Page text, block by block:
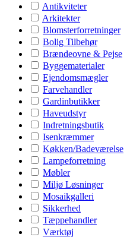
Antikviteter
Arkitekter
Blomsterforretninger
Bolig Tilbehør
Brændeovne & Pejse
Byggematerialer
Ejendomsmægler
Farvehandler
Gardinbutikker
Haveudstyr
Indretningsbutik
Isenkræmmer
Køkken/Badeværelse
Lampeforretning
Møbler
Miljø Løsninger
Mosaikgalleri
Sikkerhed
Tæppehandler
Værktøj